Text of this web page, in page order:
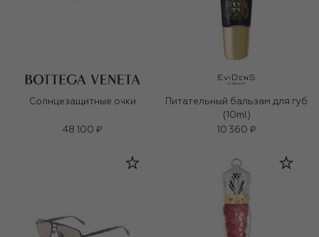
Солнцезащитные очки
48 100 ₽
Питательный бальзам для губ
(10ml)
10 360 ₽